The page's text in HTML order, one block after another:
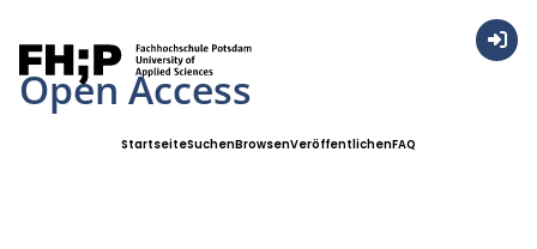
Open Access
StartseiteSuchenBrowsenVeröffentlichenFAQ